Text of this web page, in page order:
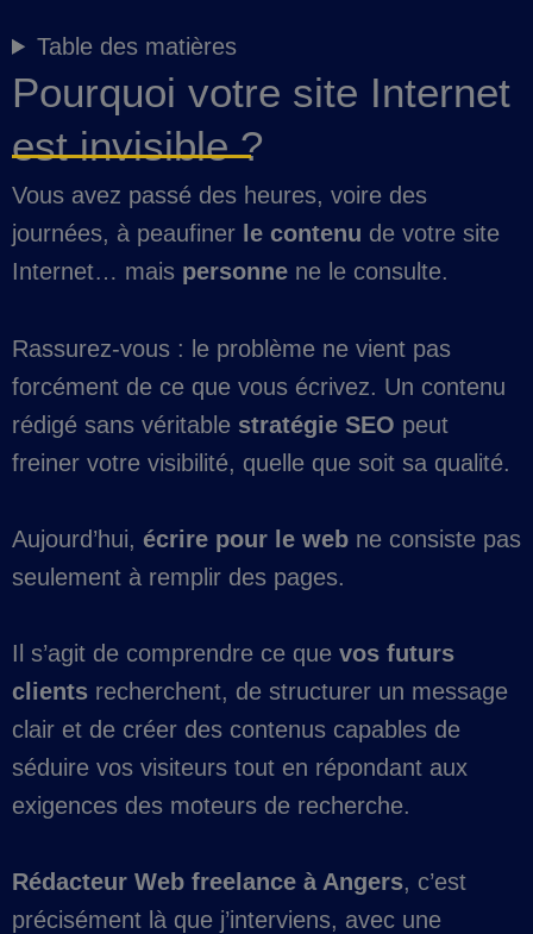
Table des matières
Pourquoi votre site Internet
est invisible ?
Vous avez passé des heures, voire des
journées, à peaufiner le contenu de votre site
Internet… mais personne ne le consulte.
Rassurez-vous : le problème ne vient pas
forcément de ce que vous écrivez. Un contenu
rédigé sans véritable stratégie SEO peut
freiner votre visibilité, quelle que soit sa qualité.
Aujourd’hui, écrire pour le web ne consiste pas
seulement à remplir des pages.
Il s’agit de comprendre ce que vos futurs
clients recherchent, de structurer un message
clair et de créer des contenus capables de
séduire vos visiteurs tout en répondant aux
exigences des moteurs de recherche.
Rédacteur Web freelance à Angers, c’est
précisément là que j’interviens, avec une